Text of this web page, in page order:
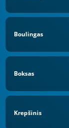
Boulingas
Boksas
Krepšinis